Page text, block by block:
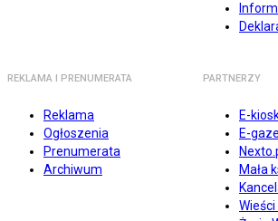
REKLAMA I PRENUMERATA
Reklama
Ogłoszenia
Prenumerata
Archiwum
PARTNERZY
E-
E-
Mała